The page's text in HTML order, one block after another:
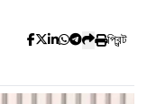
প্রিন্ট